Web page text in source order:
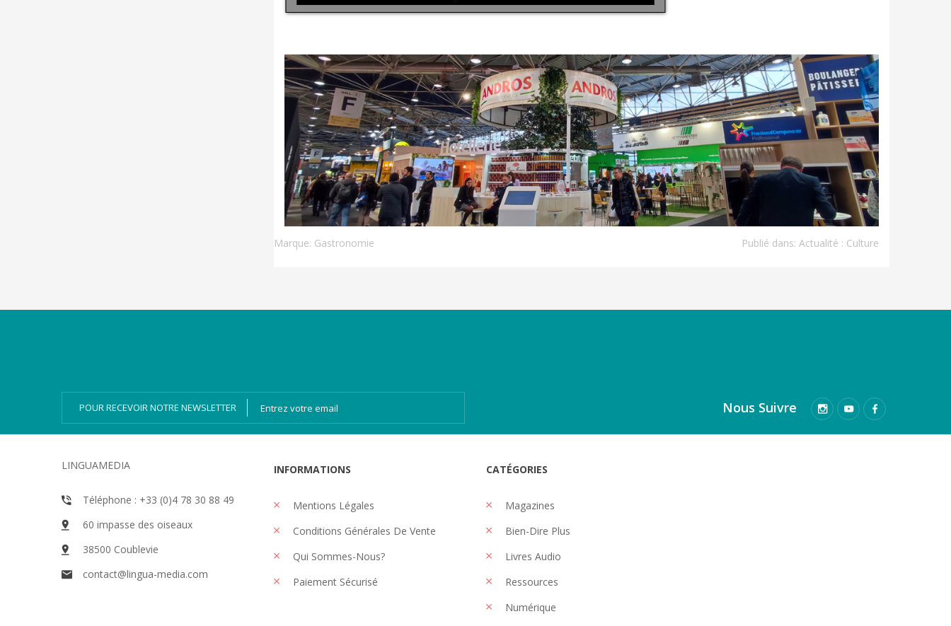
Marque: Gastronomie Publié dans: Actualité : Culture
POUR RECEVOIR NOTRE NEWSLETTER
Nous Suivre
LINGUAMEDIA
Téléphone : +33 (0)4 78 30 88 49
60 impasse des oiseaux
38500 Coublevie
contact@lingua-media.com
INFORMATIONS
Mentions Légales
Conditions Générales De Vente
Qui Sommes-Nous?
Paiement Sécurisé
CATÉGORIES
Magazines
Bien-Dire Plus
Livres Audio
Ressources
Numérique